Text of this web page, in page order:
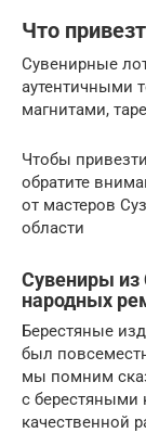
Что
Сувенирные
аутентичными
магнитами,
Чтобы
обратите
от мастеров
области
Сувениры из
народных
Берестяные
был
мы помним
с берестяными
качественной